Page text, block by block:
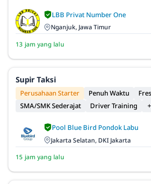
LBB Privat Number One
Nganjuk, Jawa Timur
13 jam yang lalu
Supir Taksi
Perusahaan Starter
Penuh Waktu
SMA/SMK Sederajat
Driver Training
Pool Blue Bird Pondok Labu
Jakarta Selatan, DKI Jakarta
15 jam yang lalu